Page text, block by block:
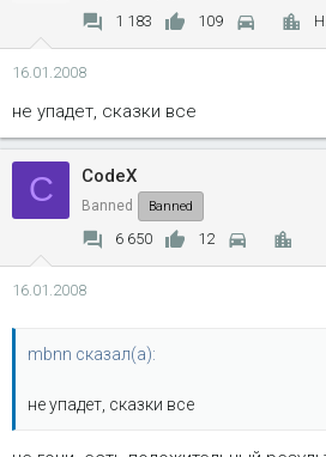
1 183 109
16.01.2008
не упадет, сказки все
C CodeX
Banned Banned
6 650 12
16.01.2008
mbnn сказал(а):
не упадет, сказки все